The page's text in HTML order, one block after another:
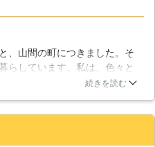
、山間の町につきました。そ
らしています。私は、色々と
用の仕方について聞いてみま
人たちをみて心が和みまし
続きを読む